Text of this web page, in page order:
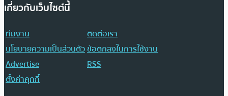
เกี่ยวกับเว็บไซต์นี้
ทีมงาน
ติดต่อเรา
นโยบายความเป็นส่วนตัวข้อตกลงในการใช้งาน
Advertise
RSS
ตั้งค่าคุกกี้